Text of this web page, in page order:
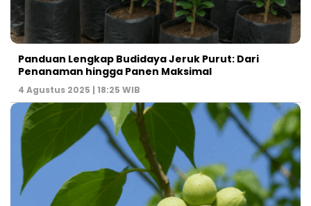
Panduan Lengkap Budidaya Jeruk Purut: Dari
Penanaman hingga Panen Maksimal
4 Agustus 2025 | 18:25 WIB